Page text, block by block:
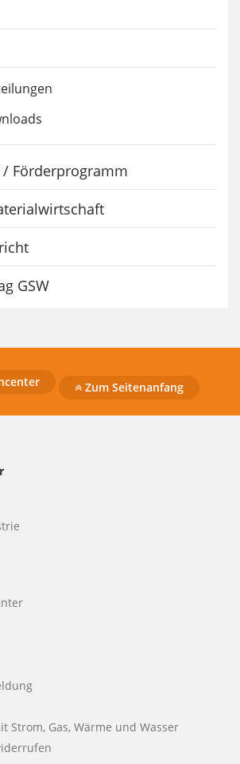
/ Förderprogramm
GSW
Zum Seitenanfang
Strom, Gas, Wärme und Wasser